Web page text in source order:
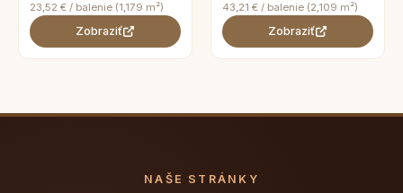
23,52 € / balenie (1,179 m²)
Zobraziť
43,21 € / balenie (2,109 m²)
Zobraziť
NAŠE STRÁNKY